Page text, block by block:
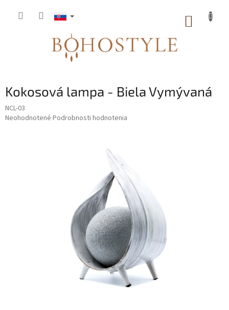
Kokosová lampa - Biela Vymývaná
NCL-03
Priemerné
Neohodnotené Podrobnosti hodnotenia